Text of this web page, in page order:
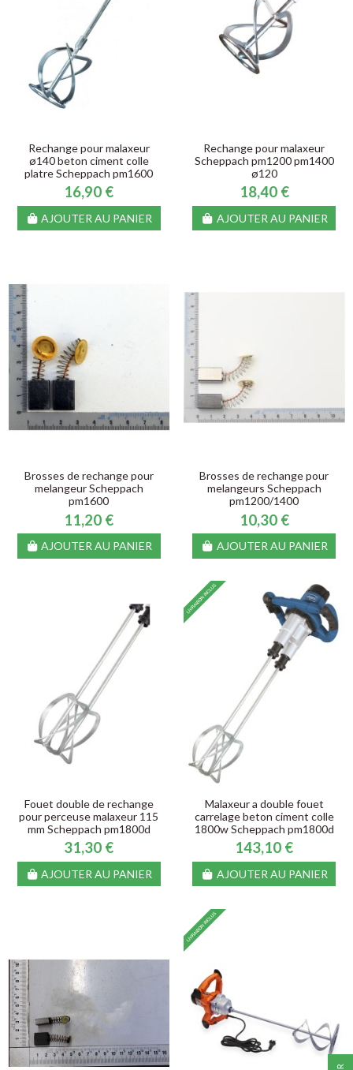
Rechange pour malaxeur
ø140 beton ciment colle
platre Scheppach pm1600
16,90 €
AJOUTER AU PANIER
Rechange pour malaxeur
Scheppach pm1200 pm1400
ø120
18,40 €
AJOUTER AU PANIER
Brosses de rechange pour
melangeur Scheppach
pm1600
11,20 €
AJOUTER AU PANIER
Brosses de rechange pour
melangeurs Scheppach
pm1200/1400
10,30 €
AJOUTER AU PANIER
Fouet double de rechange
pour perceuse malaxeur 115
mm Scheppach pm1800d
31,30 €
AJOUTER AU PANIER
Malaxeur a double fouet
carrelage beton ciment colle
1800w Scheppach pm1800d
143,10 €
AJOUTER AU PANIER